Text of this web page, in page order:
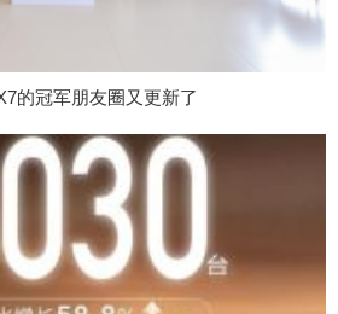
的冠军朋友圈又更新了